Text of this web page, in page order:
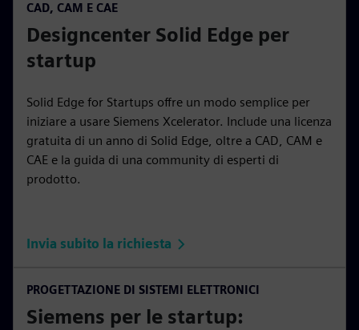
CAD, CAM E CAE
Designcenter Solid Edge per
startup
Solid Edge for Startups offre un modo semplice per
iniziare a usare Siemens Xcelerator. Include una licenza
gratuita di un anno di Solid Edge, oltre a CAD, CAM e
CAE e la guida di una community di esperti di
prodotto.
Invia subito la richiesta
PROGETTAZIONE DI SISTEMI ELETTRONICI
Siemens per le startup: